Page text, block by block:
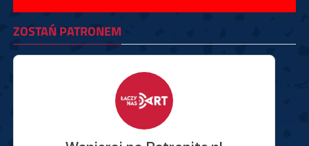
ZOSTAŃ PATRONEM